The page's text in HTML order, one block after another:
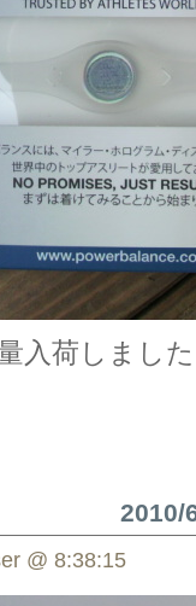
入荷しまし
2010/
@ 8:38:15